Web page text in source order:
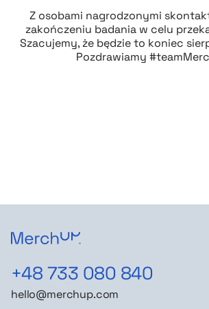
Z osobami nagrodzonymi
zakończeniu badania w celu
Szacujemy, że będzie to koniec
Pozdrawiamy
+48 733 080 840
hello@merchup.com